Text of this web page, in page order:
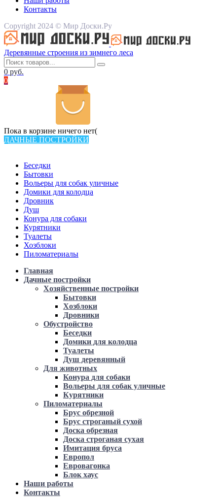
Контакты
Copyright 2024 © Мир Доски.Ру
Деревянные строения из зимнего леса
0 руб.
0
Пока в корзине ничего нет(
ДАЧНЫЕ ПОСТРОЙКИ
Беседки
Бытовки
Вольеры для собак уличные
Домики для колодца
Дровник
Душ
Конура для собаки
Курятники
Туалеты
Хозблоки
Пиломатериалы
Главная
Дачные постройки
Хозяйственные постройки
Бытовки
Хозблоки
Дровники
Обустройство
Беседки
Домики для колодца
Туалеты
Душ деревянный
Для животных
Конура для собаки
Вольеры для собак уличные
Курятники
Пиломатериалы
Брус обрезной
Брус строганый сухой
Доска обрезная
Доска строганая сухая
Имитация бруса
Европол
Евровагонка
Блок хаус
Наши работы
Контакты